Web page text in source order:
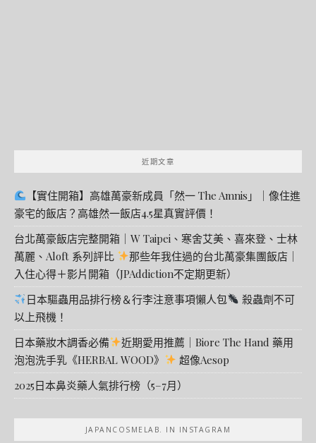
近期文章
【實住開箱】高雄萬豪新成員「然一 The Amnis」｜像住進
豪宅的飯店？高雄然一飯店4.5星真實評價！
台北萬豪飯店完整開箱｜W Taipei、寒舍艾美、喜來登、士林
萬麗、Aloft 系列評比
那些年我住過的台北萬豪集團飯店｜
入住心得＋影片開箱（JPAddiction不定期更新）
日本驅蟲用品排行榜＆行李注意事項懶人包
殺蟲劑不可
以上飛機！
日本藥妝木調香必備
近期愛用推薦｜Biore The Hand 藥用
泡泡洗手乳《HERBAL WOOD》
超像Aesop
2025日本鼻炎藥人氣排行榜（5–7月）
JAPANCOSMELAB. IN INSTAGRAM